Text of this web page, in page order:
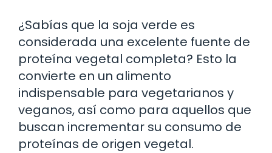
¿Sabías que la soja verde es
considerada una excelente fuente de
proteína vegetal completa? Esto la
convierte en un alimento
indispensable para vegetarianos y
veganos, así como para aquellos que
buscan incrementar su consumo de
proteínas de origen vegetal.